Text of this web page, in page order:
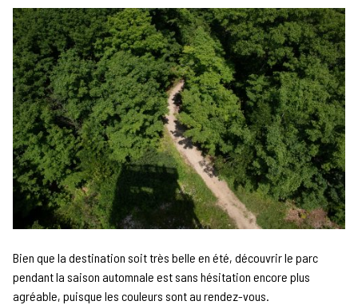
Bien que la destination soit très belle en été, découvrir le parc
pendant la saison automnale est sans hésitation encore plus
agréable, puisque les couleurs sont au rendez-vous.